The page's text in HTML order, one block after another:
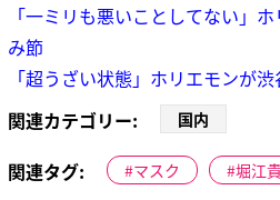
「一ミリも悪いことしてない
み節
「超うざい状態」ホリエモンが
関連カテゴリー:
国内
関連タグ: マスク 堀江